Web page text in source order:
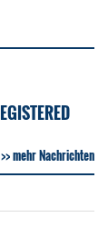
mehr Nachrichten